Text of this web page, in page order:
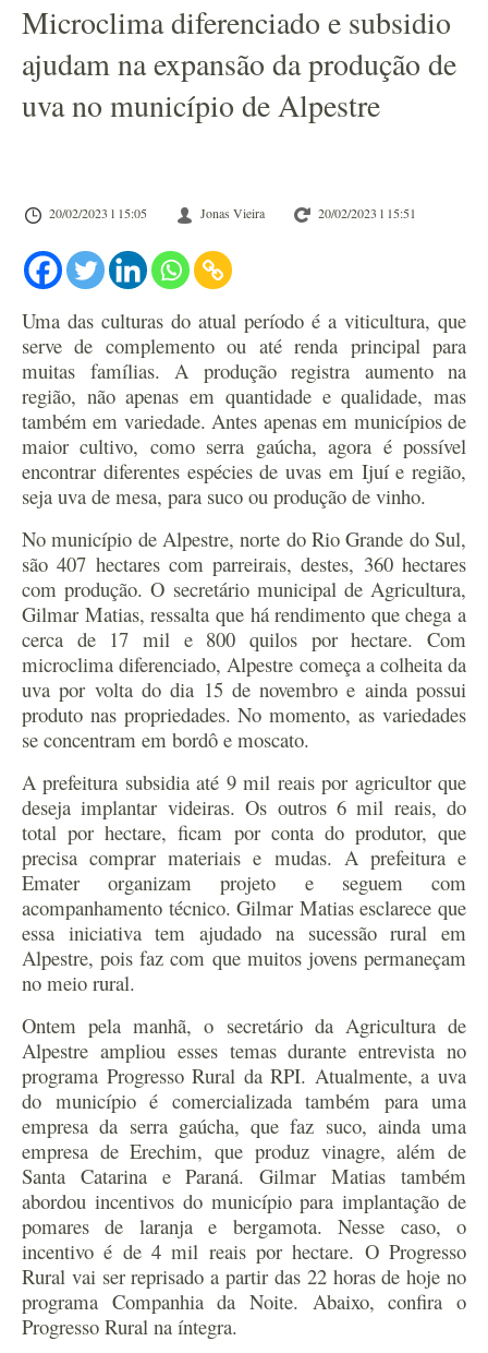
Microclima diferenciado e subsidio
ajudam na expansão da produção de
uva no município de Alpestre
20/02/2023 l 15:05 Jonas Vieira 20/02/2023 l 15:51
Uma das culturas do atual período é a viticultura, que
serve de complemento ou até renda principal para
muitas famílias. A produção registra aumento na
região, não apenas em quantidade e qualidade, mas
também em variedade. Antes apenas em municípios de
maior cultivo, como serra gaúcha, agora é possível
encontrar diferentes espécies de uvas em Ijuí e região,
seja uva de mesa, para suco ou produção de vinho.
No município de Alpestre, norte do Rio Grande do Sul,
são 407 hectares com parreirais, destes, 360 hectares
com produção. O secretário municipal de Agricultura,
Gilmar Matias, ressalta que há rendimento que chega a
cerca de 17 mil e 800 quilos por hectare. Com
microclima diferenciado, Alpestre começa a colheita da
uva por volta do dia 15 de novembro e ainda possui
produto nas propriedades. No momento, as variedades
se concentram em bordô e moscato.
A prefeitura subsidia até 9 mil reais por agricultor que
deseja implantar videiras. Os outros 6 mil reais, do
total por hectare, ficam por conta do produtor, que
precisa comprar materiais e mudas. A prefeitura e
Emater organizam projeto e seguem com
acompanhamento técnico. Gilmar Matias esclarece que
essa iniciativa tem ajudado na sucessão rural em
Alpestre, pois faz com que muitos jovens permaneçam
no meio rural.
Ontem pela manhã, o secretário da Agricultura de
Alpestre ampliou esses temas durante entrevista no
programa Progresso Rural da RPI. Atualmente, a uva
do município é comercializada também para uma
empresa da serra gaúcha, que faz suco, ainda uma
empresa de Erechim, que produz vinagre, além de
Santa Catarina e Paraná. Gilmar Matias também
abordou incentivos do município para implantação de
pomares de laranja e bergamota. Nesse caso, o
incentivo é de 4 mil reais por hectare. O Progresso
Rural vai ser reprisado a partir das 22 horas de hoje no
programa Companhia da Noite. Abaixo, confira o
Progresso Rural na íntegra.